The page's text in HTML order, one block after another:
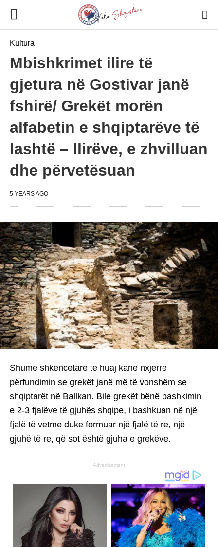
Kultura
Mbishkrimet ilire të
gjetura në Gostivar janë
fshirë/ Grekët morën
alfabetin e shqiptarëve të
lashtë – Ilirëve, e zhvilluan
dhe përvetësuan
5 YEARS AGO
Shumë shkencëtarë të huaj kanë nxjerrë
përfundimin se grekët janë më të vonshëm se
shqiptarët në Ballkan. Bile grekët bënë bashkimin
e 2-3 fjalëve të gjuhës shqipe, i bashkuan në një
fjalë të vetme duke formuar një fjalë të re, një
gjuhë të re, që sot është gjuha e grekëve.
Advertisement